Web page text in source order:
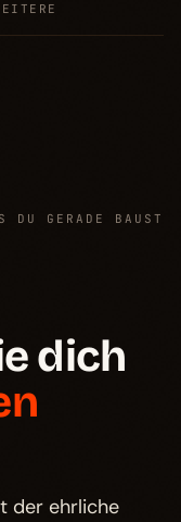
DU GERADE BAUST
dich
der ehrliche